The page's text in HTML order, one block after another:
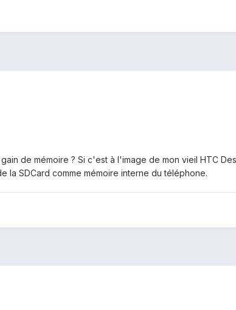
de mémoire ? Si c'est à l'image de mon vieil HTC
la SDCard comme mémoire interne du téléphone.